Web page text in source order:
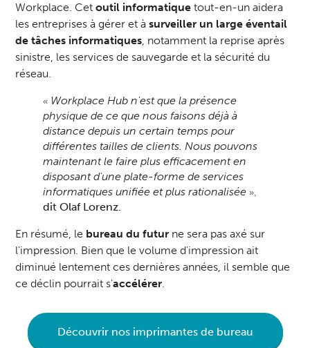
Workplace. Cetoutil informatique tout-en-un aidera
les entreprises à gérer et àsurveiller un large éventail
de tâches informatiques, notamment la reprise après
sinistre, les services de sauvegarde et la sécurité du
réseau.
« Workplace Hub n'est que la présence
physique de ce que nous faisons déjà à
distance depuis un certain temps pour
différentes tailles de clients. Nous pouvons
maintenant le faire plus efficacement en
disposant d'une plate-forme de services
informatiques unifiée et plus rationalisée »,
dit Olaf Lorenz.
En résumé, le bureau du futur ne sera pas axé sur
l'impression. Bien que le volume d'impression ait
diminué lentement ces dernières années, il semble que
ce déclin pourrait s'accélérer.
Découvrir nos imprimantes de bureau